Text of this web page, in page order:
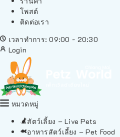
โพสต์
ติดต่อเรา
เวลาทำการ: 09:00 - 20:30
Login
หมวดหมู่
สัตว์เลี้ยง – Live Pets
อาหารสัตว์เลี้ยง – Pet Food